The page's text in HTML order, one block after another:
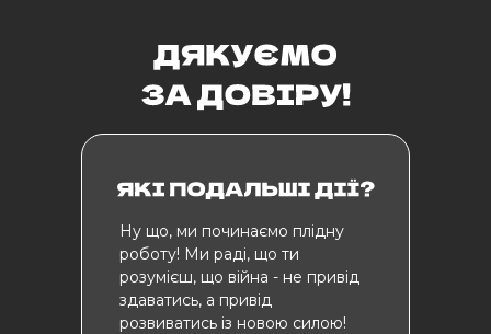
Ну що, ми починаємо плідну
роботу! Ми раді, що ти
розумієш, що війна - не привід
здаватись, а привід
розвиватись із новою силою!